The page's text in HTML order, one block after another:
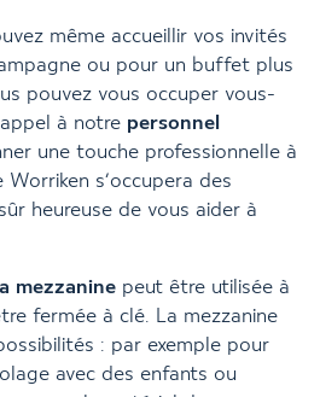
même accueillir vos invités
ou pour un buffet plus
pouvez vous occuper vous-
à notre personnel
une touche professionnelle à
s’occupera des
heureuse de vous aider à
mezzanine peut être utilisée à
fermée à clé. La mezzanine
: par exemple pour
avec des enfants ou